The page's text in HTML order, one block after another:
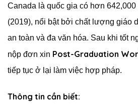
Canada là quốc gia có hơn
(2019), nổi bật bởi chất lượng giáo
an toàn và đa văn hóa. Sau khi tốt
nộp đơn xin Post-Graduation
tiếp tục ở lại làm việc hợp pháp.
Thông tin cần biết: